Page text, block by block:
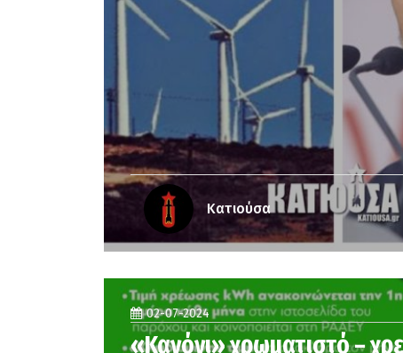
Κατιούσα
02-07-2024
«Κανόνι» χρωματιστό –